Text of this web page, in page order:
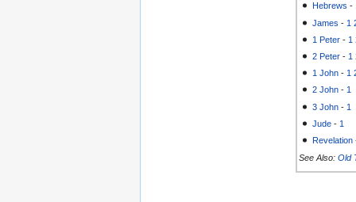
Hebrews -
James - 1
1 Peter - 1
2 Peter - 1
1 John - 1
2 John -1
3 John - 1
Jude - 1
Revelation
See Also: Old